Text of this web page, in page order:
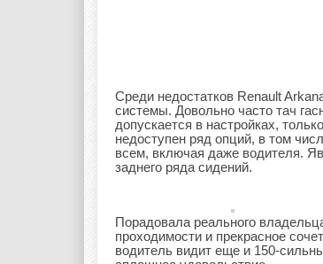
Среди недостатков Renault
системы. Довольно часто тач
допускается в настройках,
недоступен ряд опций, в том
всем, включая даже водителя.
заднего ряда сидений.
Порадовала реального
проходимости и прекрасное
водитель видит еще и 150-